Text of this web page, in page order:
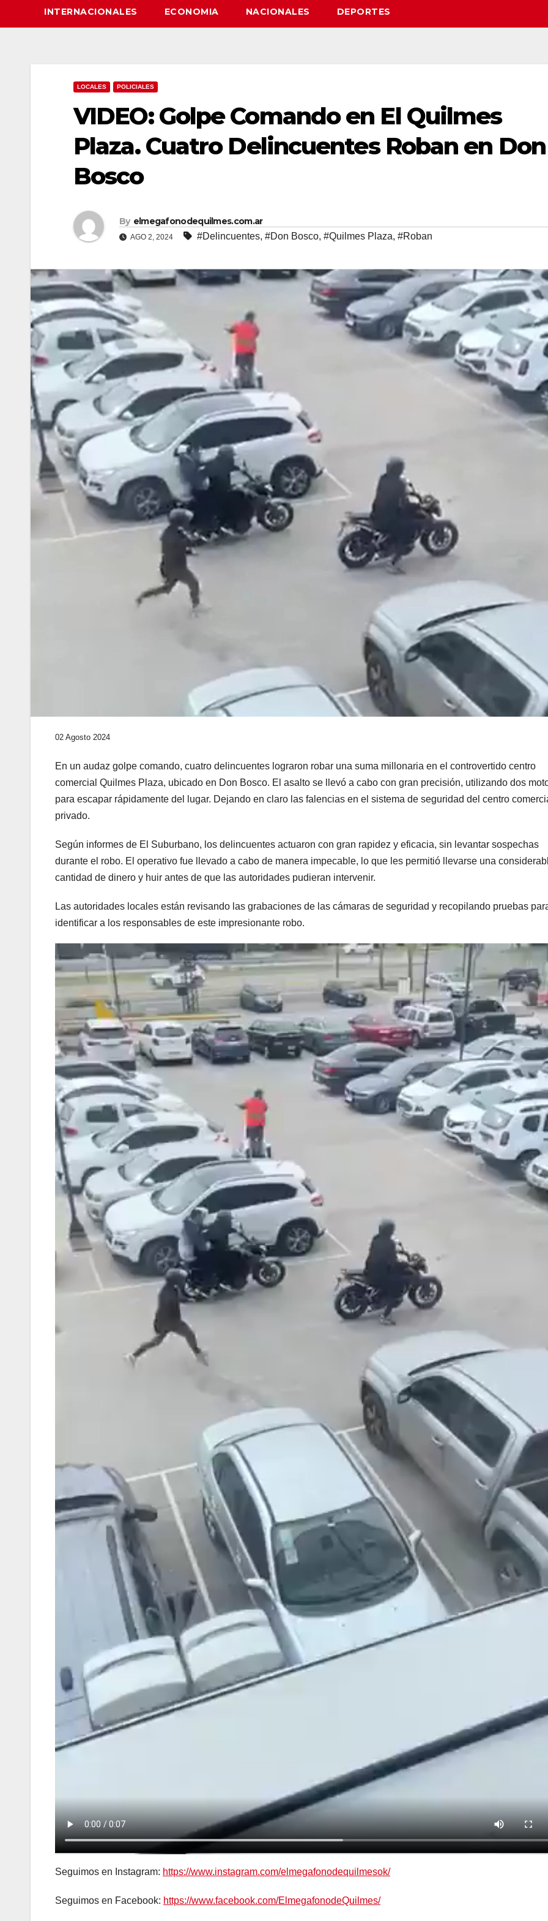
INTERNACIONALES ECONOMIA NACIONALES DEPORTES
LOCALES POLICIALES
VIDEO: Golpe Comando en El Quilmes
Plaza. Cuatro Delincuentes Roban en Don
Bosco
By elmegafonodequilmes.com.ar
AGO 2, 2024 #Delincuentes, #Don Bosco, #Quilmes Plaza, #Roban
02 Agosto 2024
En un audaz golpe comando, cuatro delincuentes lograron robar una suma millonaria en el controvertido centro
comercial Quilmes Plaza, ubicado en Don Bosco. El asalto se llevó a cabo con gran precisión, utilizando dos
para escapar rápidamente del lugar. Dejando en claro las falencias en el sistema de seguridad del centro
privado.
Según informes de El Suburbano, los delincuentes actuaron con gran rapidez y eficacia, sin levantar sospechas
durante el robo. El operativo fue llevado a cabo de manera impecable, lo que les permitió llevarse una
cantidad de dinero y huir antes de que las autoridades pudieran intervenir.
Las autoridades locales están revisando las grabaciones de las cámaras de seguridad y recopilando pruebas
identificar a los responsables de este impresionante robo.
Seguimos en Instagram: https://www.instagram.com/elmegafonodequilmesok/
Seguimos en Facebook: https://www.facebook.com/ElmegafonodeQuilmes/